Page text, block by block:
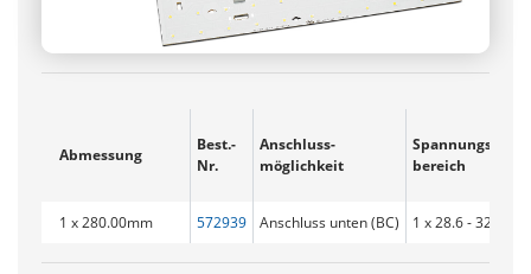
Abmessung
Best.-
Nr.
Anschluss­
möglichkeit
Spannungs­
bereich
1 x 280.00mm 572939 Anschluss unten (BC) 1 x 28.6 - 32.9V